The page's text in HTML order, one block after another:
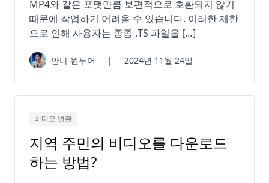
MP4와 같은 포맷만큼 보편적으로 호환되지 않기
때문에 작업하기 어려울 수 있습니다. 이러한 제한
으로 인해 사용자는 종종 .TS 파일을 […]
안나 윈투어 | 2024년 11월 24일
비디오 변환
지역 주민의 비디오를 다운로드
하는 방법?